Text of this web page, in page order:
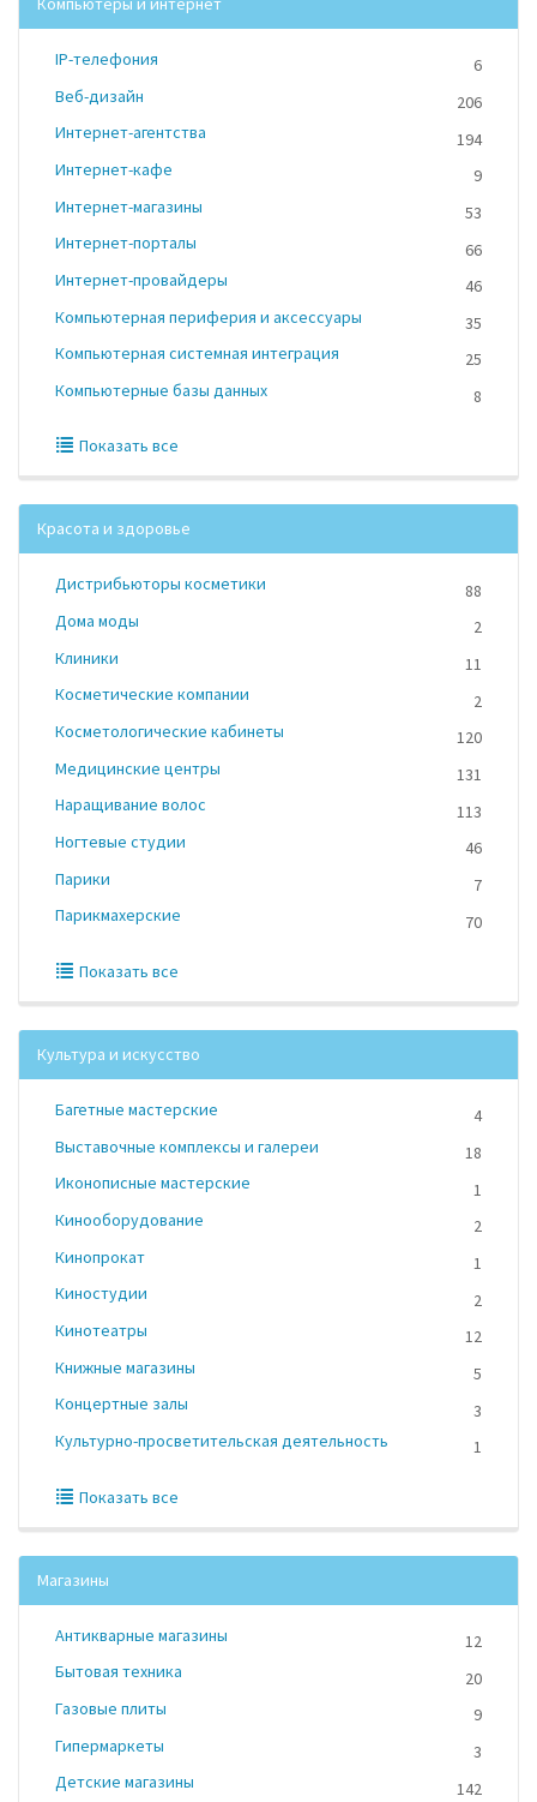
IP-телефония
6
Веб-дизайн
206
Интернет-агентства
194
Интернет-кафе
9
Интернет-магазины
53
Интернет-порталы
66
Интернет-провайдеры
46
Компьютерная периферия и аксессуары
35
Компьютерная системная интеграция
25
Компьютерные базы данных
8
Показать все
Красота и здоровье
Дистрибьюторы косметики
88
Дома моды
2
Клиники
11
Косметические компании
2
Косметологические кабинеты
120
Медицинские центры
131
Наращивание волос
113
Ногтевые студии
46
Парики
7
Парикмахерские
70
Показать все
Культура и искусство
Багетные мастерские
4
Выставочные комплексы и галереи
18
Иконописные мастерские
1
Кинооборудование
2
Кинопрокат
1
Киностудии
2
Кинотеатры
12
Книжные магазины
5
Концертные залы
3
Культурно-просветительская деятельность
1
Показать все
Магазины
Антикварные магазины
12
Бытовая техника
20
Газовые плиты
9
Гипермаркеты
3
Детские магазины
142